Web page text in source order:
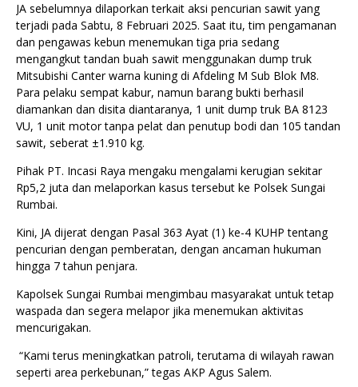
JA sebelumnya dilaporkan terkait aksi pencurian sawit yang
terjadi pada Sabtu, 8 Februari 2025. Saat itu, tim pengamanan
dan pengawas kebun menemukan tiga pria sedang
mengangkut tandan buah sawit menggunakan dump truk
Mitsubishi Canter warna kuning di Afdeling M Sub Blok M8.
Para pelaku sempat kabur, namun barang bukti berhasil
diamankan dan disita diantaranya, 1 unit dump truk BA 8123
VU, 1 unit motor tanpa pelat dan penutup bodi dan 105 tandan
sawit, seberat ±1.910 kg.
Pihak PT. Incasi Raya mengaku mengalami kerugian sekitar
Rp5,2 juta dan melaporkan kasus tersebut ke Polsek Sungai
Rumbai.
Kini, JA dijerat dengan Pasal 363 Ayat (1) ke-4 KUHP tentang
pencurian dengan pemberatan, dengan ancaman hukuman
hingga 7 tahun penjara.
Kapolsek Sungai Rumbai mengimbau masyarakat untuk tetap
waspada dan segera melapor jika menemukan aktivitas
mencurigakan.
“Kami terus meningkatkan patroli, terutama di wilayah rawan
seperti area perkebunan,” tegas AKP Agus Salem.